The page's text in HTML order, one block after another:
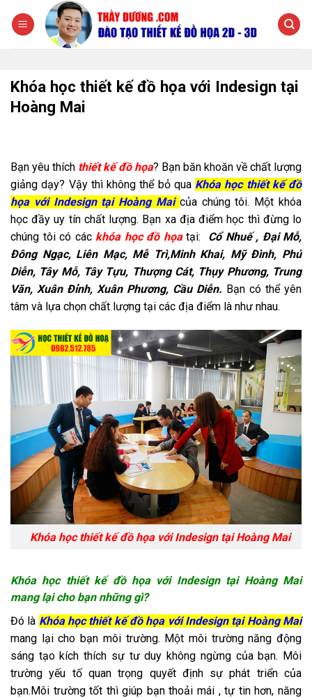
đến
Khóa học thiết kế đồ họa với Indesign tại
Hoàng Mai
Bạn yêu thích thiết kế đồ họa? Bạn băn khoăn về chất lượng
giảng dạy? Vậy thì không thể bỏ qua Khóa học thiết kế đồ
họa với Indesign tại Hoàng Mai của chúng tôi. Một khóa
học đầy uy tín chất lượng. Bạn xa địa điểm học thì đừng lo
chúng tôi có các khóa học đồ họatại: Cổ Nhuế , Đại Mỗ,
Đông Ngạc, Liên Mạc, Mễ Trì,Minh Khai, Mỹ Đình, Phú
Diễn, Tây Mỗ, Tây Tựu, Thượng Cát, Thụy Phương, Trung
Văn, Xuân Đỉnh, Xuân Phương, Cầu Diễn. Bạn có thể yên
tâm và lựa chọn chất lượng tại các địa điểm là như nhau.
Khóa học thiết kế đồ họa với Indesign tại Hoàng Mai
Khóa học thiết kế đồ họa với Indesign tại Hoàng Mai
mang lại cho bạn những gì?
Đó là Khóa học thiết kế đồ họa với Indesign tại Hoàng Mai
mang lại cho bạn môi trường. Một môi trường năng động
sáng tạo kích thích sự tư duy không ngừng của bạn. Môi
trường yếu tố quan trọng quyết định sự phát triển của
bạn.Môi trường tốt thì giúp bạn thoải mái , tự tin hơn, năng